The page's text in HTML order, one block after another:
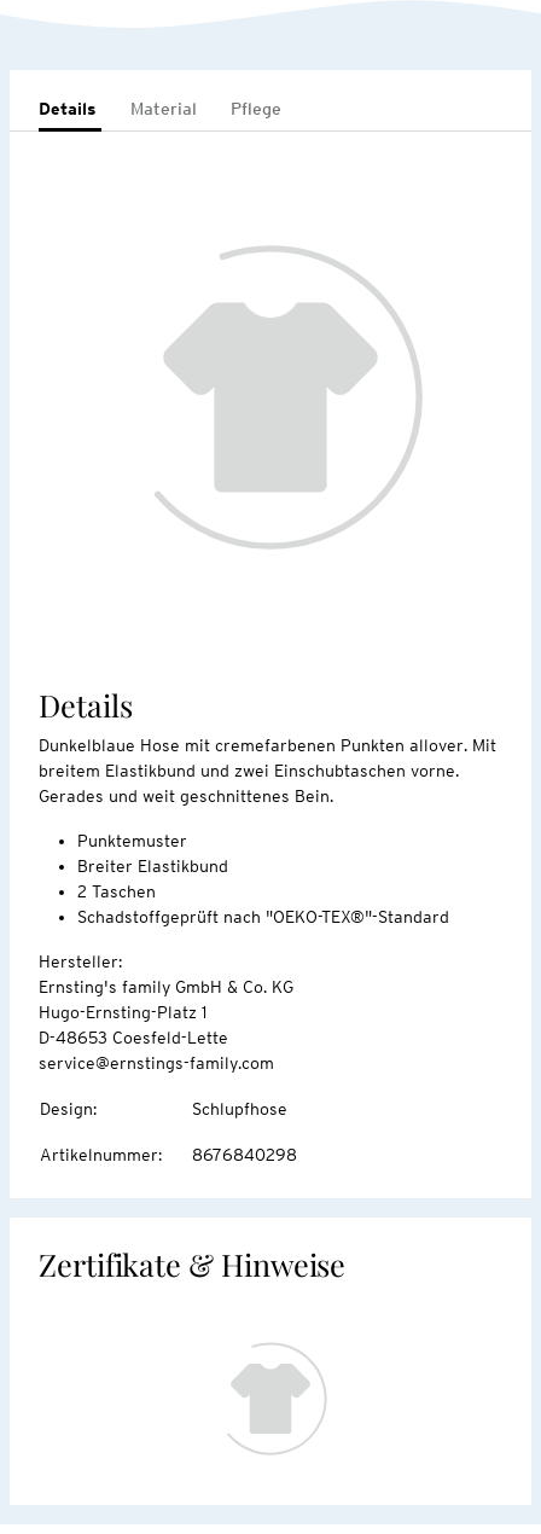
Details Material Pflege
Details
Dunkelblaue Hose mit cremefarbenen Punkten allover. Mit
breitem Elastikbund und zwei Einschubtaschen vorne.
Gerades und weit geschnittenes Bein.
Punktemuster
Breiter Elastikbund
2 Taschen
Schadstoffgeprüft nach "OEKO-TEX®"-Standard
Hersteller:
Ernsting's family GmbH & Co. KG
Hugo-Ernsting-Platz 1
D-48653 Coesfeld-Lette
service@ernstings-family.com
Design: Schlupfhose
Artikelnummer: 8676840298
Zertifikate & Hinweise